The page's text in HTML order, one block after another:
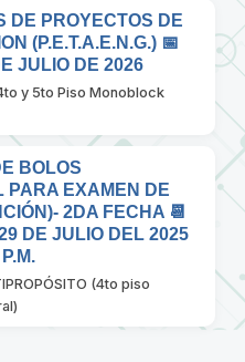
DE PROYECTOS DE
(P.E.T.A.E.N.G.) 📅
JULIO DE 2026
y 5to Piso Monoblock
BOLOS
PARA EXAMEN DE
2DA FECHA 📆
DE JULIO DEL 2025
(4to piso